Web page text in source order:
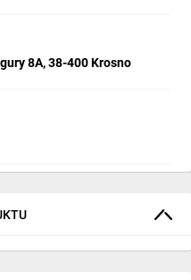
8A, 38-400 Krosno